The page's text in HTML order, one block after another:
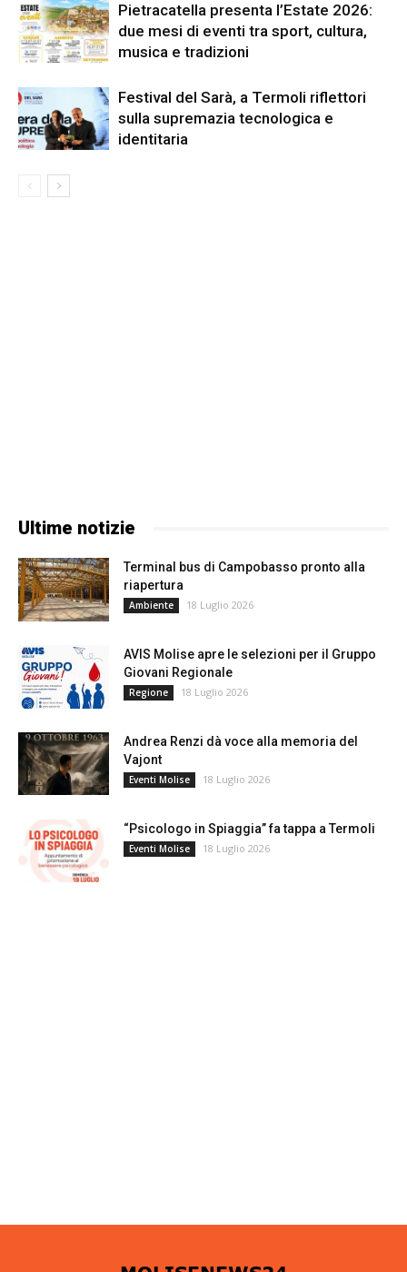
Pietracatella presenta l’Estate 2026:
due mesi di eventi tra sport, cultura,
musica e tradizioni
Festival del Sarà, a Termoli riflettori
sulla supremazia tecnologica e
identitaria
Ultime notizie
Terminal bus di Campobasso pronto alla
riapertura
Ambiente 18 Luglio 2026
AVIS Molise apre le selezioni per il Gruppo
Giovani Regionale
Regione 18 Luglio 2026
Andrea Renzi dà voce alla memoria del
Vajont
Eventi Molise 18 Luglio 2026
“Psicologo in Spiaggia” fa tappa a Termoli
Eventi Molise 18 Luglio 2026